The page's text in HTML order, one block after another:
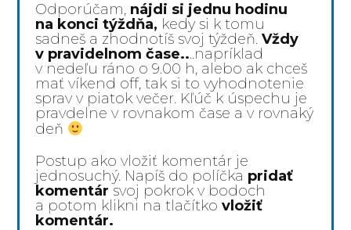
Odporúčam, nájdi si jednu hodinu
na konci týždňa, kedy si k tomu
sadneš a zhodnotíš svoj týždeň.Vždy
v pravidelnom čase....napríklad
v nedeľu ráno o 9.00 h, alebo ak chceš
mať víkend off, tak si to vyhodnotenie
sprav v piatok večer. Kľúč k úspechu je
pravdelne v rovnakom čase a v rovnaký
deň
Postup ako vložiť komentár je
jednosuchý. Napíš do políčka pridať
komentár svoj pokrok v bodoch
a potom klikni na tlačítko vložiť
komentár.